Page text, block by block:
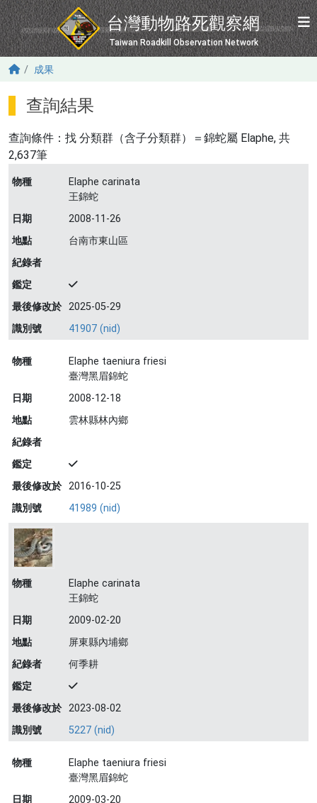
移至主內容
台灣動物路死觀察網
Taiwan Roadkill Observation Network
成果
查詢結果
查詢條件：找 分類群（含子分類群）＝錦蛇屬 Elaphe, 共
2,637筆
物種
Elaphe carinata
王錦蛇
日期
2008-11-26
地點
台南市東山區
紀錄者
鑑定
最後修改於 2025-05-29
識別號
41907 (nid)
物種
Elaphe taeniura friesi
臺灣黑眉錦蛇
日期
2008-12-18
地點
雲林縣林內鄉
紀錄者
鑑定
最後修改於 2016-10-25
識別號
41989 (nid)
物種
Elaphe carinata
王錦蛇
日期
2009-02-20
地點
屏東縣內埔鄉
紀錄者
何季耕
鑑定
最後修改於 2023-08-02
識別號
5227 (nid)
物種
Elaphe taeniura friesi
臺灣黑眉錦蛇
日期
2009-03-20